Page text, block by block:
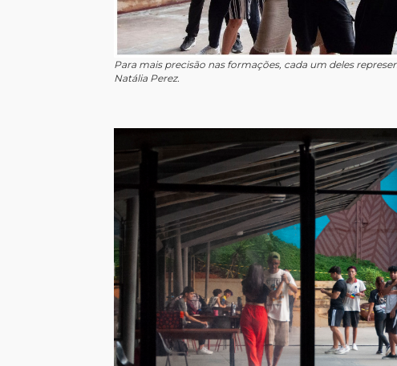
Para mais precisão nas formações, cada um deles
Natália Perez.